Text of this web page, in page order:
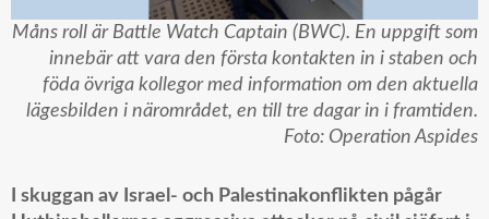
Måns roll är Battle Watch Captain (BWC). En uppgift som
innebär att vara den första kontakten in i staben och
föda övriga kollegor med information om den aktuella
lägesbilden i närområdet, en till tre dagar in i framtiden.
Foto: Operation Aspides
I skuggan av Israel- och Palestinakonflikten pågår